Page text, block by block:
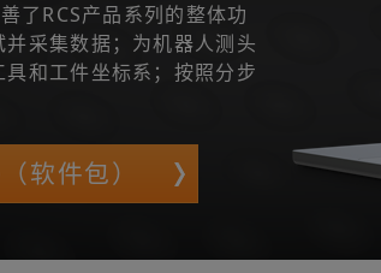
了RCS产品系列的整体功
采集数据；为机器人测头
和工件坐标系；按照分步
软件包）